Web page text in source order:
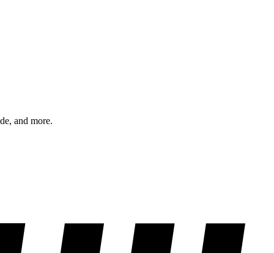
and more.